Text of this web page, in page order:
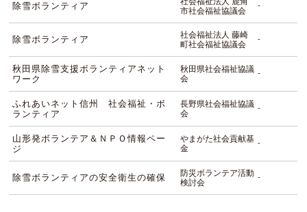
除雪ボランティア
市社会福祉協議会
-
除雪ボランティア
社会福祉法人 藤崎
町社会福祉協議会
-
秋田県除雪支援ボランティアネット
ワーク
秋田県社会福祉協議
会
-
ふれあいネット信州 社会福祉・ボ
ランティア
長野県社会福祉協議
会
-
山形発ボランテア＆ＮＰＯ情報ペー
ジ
やまがた社会貢献基
金
-
除雪ボランティアの安全衛生の確保
防災ボランテア活動
検討会
-